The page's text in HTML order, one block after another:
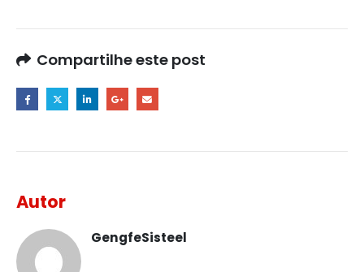
Compartilhe este post
Autor
GengfeSisteel